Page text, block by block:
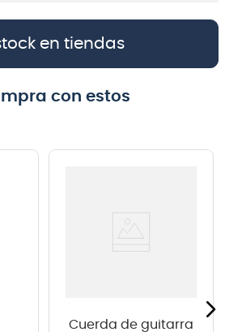
en tiendas
con estos
Cuerda de guitarra